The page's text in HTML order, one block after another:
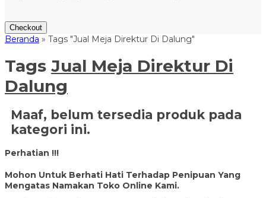
Checkout
Beranda » Tags "Jual Meja Direktur Di Dalung"
Tags Jual Meja Direktur Di
Dalung
Maaf, belum tersedia produk pada
kategori ini.
Perhatian !!!
Mohon Untuk Berhati Hati Terhadap Penipuan Yang
Mengatas Namakan Toko Online Kami.